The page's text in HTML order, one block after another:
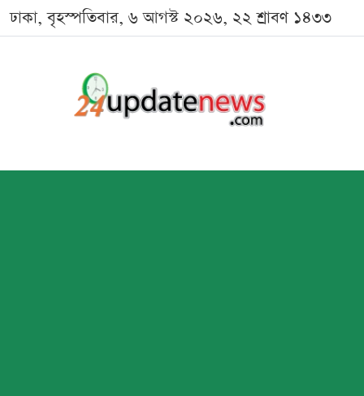
ঢাকা, বৃহস্পতিবার, ৬ আগস্ট ২০২৬, ২২ শ্রাবণ ১৪৩৩